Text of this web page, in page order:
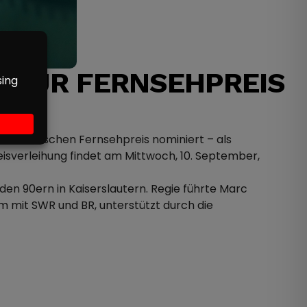
FERNSEHPREIS
Deutschen Fernsehpreis nominiert – als
findet am Mittwoch, 10. September,
90ern in Kaiserslautern. Regie führte Marc
SWR und BR, unterstützt durch die